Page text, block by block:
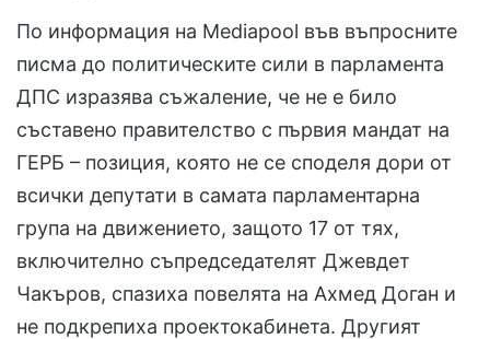
По информация на Mediapool във въпросните
писма до политическите сили в парламента
ДПС изразява съжаление, че не е било
съставено правителство с първия мандат на
ГЕРБ – позиция, която не се споделя дори от
всички депутати в самата парламентарна
група на движението, защото 17 от тях,
включително съпредседателят Джевдет
Чакъров, спазиха повелята на Ахмед Доган и
не подкрепиха проектокабинета. Другият